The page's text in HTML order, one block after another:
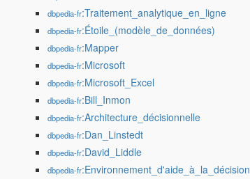
dbpedia-fr:Traitement_analytique_en_ligne
dbpedia-fr:Étoile_(modèle_de_données)
dbpedia-fr:Mapper
dbpedia-fr:Microsoft
dbpedia-fr:Microsoft_Excel
dbpedia-fr:Bill_Inmon
dbpedia-fr:Architecture_décisionnelle
dbpedia-fr:Dan_Linstedt
dbpedia-fr:David_Liddle
dbpedia-fr:Environnement_d'aide_à_la_décision